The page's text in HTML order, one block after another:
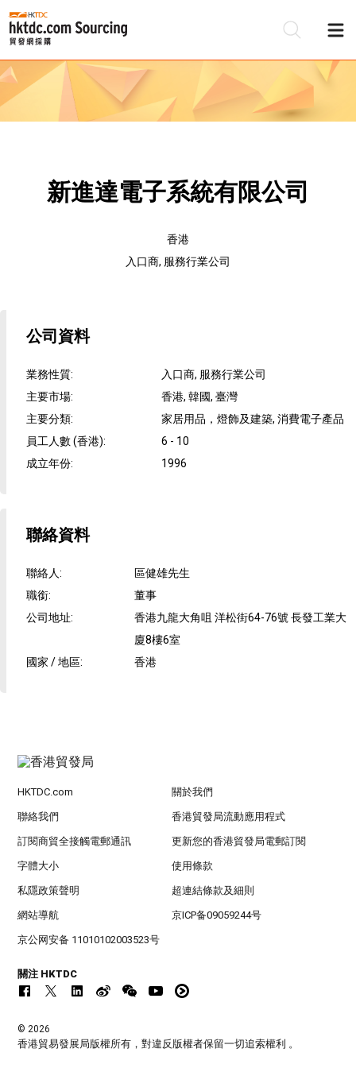
新進達電子系統有限公司
香港
入口商, 服務行業公司
公司資料
業務性質:
入口商, 服務行業公司
主要市場:
香港, 韓國, 臺灣
主要分類:
家居用品，燈飾及建築, 消費電子產品
員工人數 (香港):
6 - 10
成立年份: 1996
聯絡資料
聯絡人:
區健雄先生
職銜:
董事
公司地址:
香港九龍大角咀 洋松街64-76號 長發工業大
廈8樓6室
國家 / 地區: 香港
HKTDC.com 關於我們
聯絡我們 香港貿發局流動應用程式
訂閱商貿全接觸電郵通訊 更新您的香港貿發局電郵訂閱
字體大小 使用條款
私隱政策聲明 超連結條款及細則
網站導航 京ICP备09059244号
京公网安备 11010102003523号
關注 HKTDC
© 2026
香港貿易發展局版權所有，對違反版權者保留一切追索權利 。